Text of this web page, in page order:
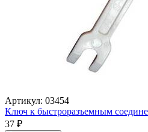
Артикул: 03454
Ключ к быстроразъемным
37 ₽